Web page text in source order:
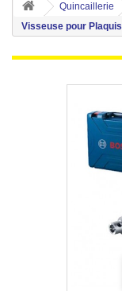
Quincaillerie
Visseuse pour